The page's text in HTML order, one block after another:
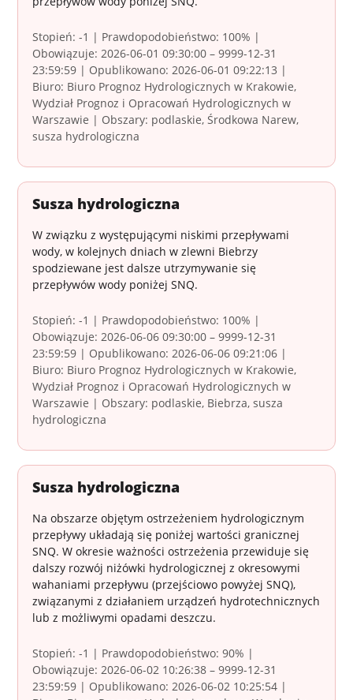
Stopień: -1 | Prawdopodobieństwo: 100% |
Obowiązuje: 2026-06-01 09:30:00 – 9999-12-31
23:59:59 | Opublikowano: 2026-06-01 09:22:13 |
Biuro: Biuro Prognoz Hydrologicznych w Krakowie,
Wydział Prognoz i Opracowań Hydrologicznych w
Warszawie | Obszary: podlaskie, Środkowa Narew,
susza hydrologiczna
Susza hydrologiczna
W związku z występującymi niskimi przepływami
wody, w kolejnych dniach w zlewni Biebrzy
spodziewane jest dalsze utrzymywanie się
przepływów wody poniżej SNQ.
Stopień: -1 | Prawdopodobieństwo: 100% |
Obowiązuje: 2026-06-06 09:30:00 – 9999-12-31
23:59:59 | Opublikowano: 2026-06-06 09:21:06 |
Biuro: Biuro Prognoz Hydrologicznych w Krakowie,
Wydział Prognoz i Opracowań Hydrologicznych w
Warszawie | Obszary: podlaskie, Biebrza, susza
hydrologiczna
Susza hydrologiczna
Na obszarze objętym ostrzeżeniem hydrologicznym
przepływy układają się poniżej wartości granicznej
SNQ. W okresie ważności ostrzeżenia przewiduje się
dalszy rozwój niżówki hydrologicznej z okresowymi
wahaniami przepływu (przejściowo powyżej SNQ),
związanymi z działaniem urządzeń hydrotechnicznych
lub z możliwymi opadami deszczu.
Stopień: -1 | Prawdopodobieństwo: 90% |
Obowiązuje: 2026-06-02 10:26:38 – 9999-12-31
23:59:59 | Opublikowano: 2026-06-02 10:25:54 |